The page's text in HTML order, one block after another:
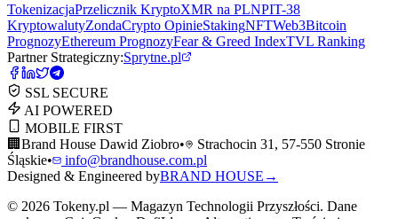
TokenizacjaPrzelicznik KryptoXMR na PLNPIT-38
KryptowalutyZondaCrypto OpinieStakingNFTWeb3Bitcoin
PrognozyEthereum PrognozyFear & Greed IndexTVL Ranking
Partner Strategiczny:Sprytne.pl
SSL SECURE
AI POWERED
MOBILE FIRST
🏢 Brand House Dawid Ziobro•
Strachocin 31, 57-550 Stronie
Śląskie•
info@brandhouse.com.pl
Designed & Engineered byBRAND HOUSE →
© 2026 Tokeny.pl — Magazyn Technologii Przyszłości. Dane